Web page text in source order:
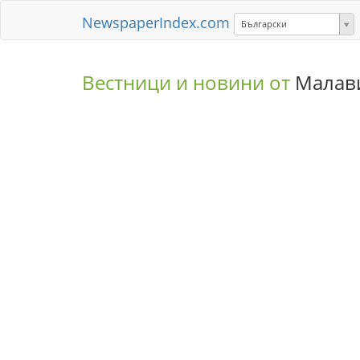
NewspaperIndex.com Български
Вестници и новини от